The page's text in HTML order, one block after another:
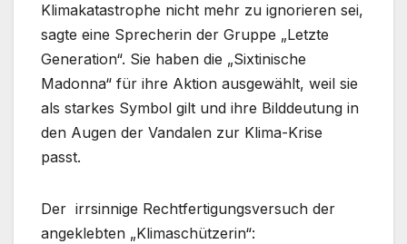
Klimakatastrophe nicht mehr zu ignorieren sei,
sagte eine Sprecherin der Gruppe „Letzte
Generation“. Sie haben die „Sixtinische
Madonna“ für ihre Aktion ausgewählt, weil sie
als starkes Symbol gilt und ihre Bilddeutung in
den Augen der Vandalen zur Klima-Krise
passt.
Der irrsinnige Rechtfertigungsversuch der
angeklebten „Klimaschützerin“: